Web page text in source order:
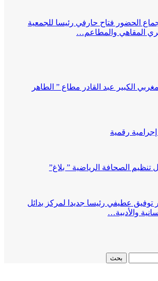
الحضور فتاح حارفي رئيسا للجمعية
المقاهي والمطاعم…
الكبير عبد القادر مطاع ” الطاهر
رقمية
تنظيم الصحافة الرياضية ” بلاغ”
توفيق عطيفي رئيسا جديدا لمركز بدائل
والأدبية…